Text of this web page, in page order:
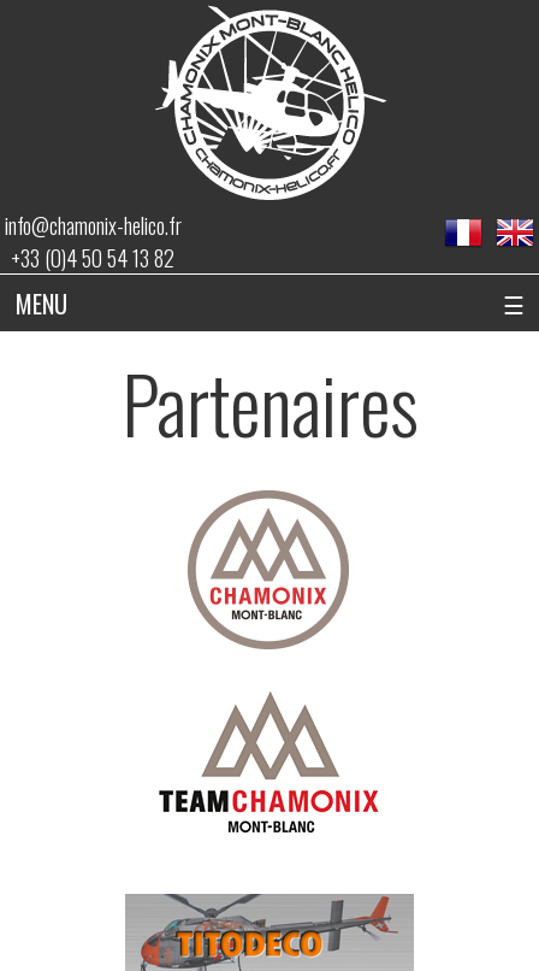
info@chamonix-helico.fr
+33 (0)4 50 54 13 82
MENU ☰
Partenaires